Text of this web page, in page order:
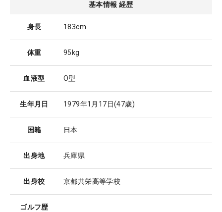
基本情報 経歴
身長 183cm
体重 95kg
血液型 O型
生年月日 1979年1月17日(47歳)
国籍 日本
出身地 兵庫県
出身校 京都共栄高等学校
ゴルフ歴